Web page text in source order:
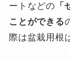
ートなどの
ことができる
際は盆栽用根